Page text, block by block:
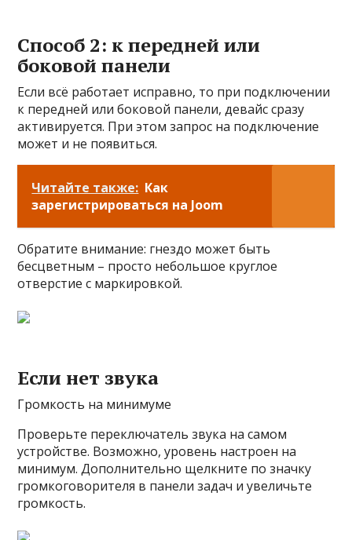
Способ 2: к передней или
боковой панели
Если всё работает исправно, то при подключении
к передней или боковой панели, девайс сразу
активируется. При этом запрос на подключение
может и не появиться.
Читайте также: Как
зарегистрироваться на Joom
Обратите внимание: гнездо может быть
бесцветным – просто небольшое круглое
отверстие с маркировкой.
Если нет звука
Громкость на минимуме
Проверьте переключатель звука на самом
устройстве. Возможно, уровень настроен на
минимум. Дополнительно щелкните по значку
громкоговорителя в панели задач и увеличьте
громкость.